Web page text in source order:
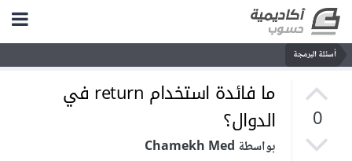
أسئلة البرمجة
0
ما فائدة استخدام return في
الدوال؟
بواسطة Chamekh Med